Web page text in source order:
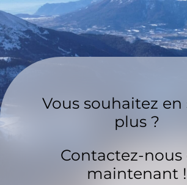
Vous souhaitez en
plus ?
Contactez-nous
maintenant !